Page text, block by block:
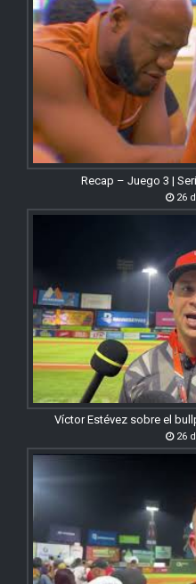
Recap – Juego 3 |
26
Víctor Estévez sobre el
26